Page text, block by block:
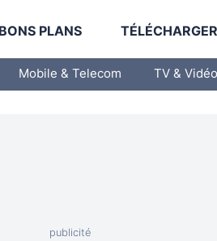
BONS PLANS
Mobile & Telecom TV & Vidéo